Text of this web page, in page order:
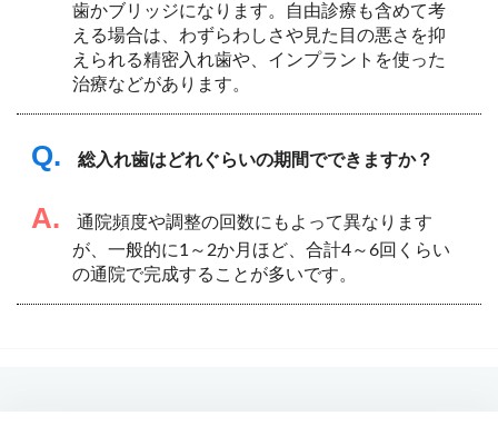
歯かブリッジになります。自由診療も含めて考
える場合は、わずらわしさや見た目の悪さを抑
えられる精密入れ歯や、インプラントを使った
治療などがあります。
Q. 総入れ歯はどれぐらいの期間でできますか？
A.
通院頻度や調整の回数にもよって異なります
が、一般的に1～2か月ほど、合計4～6回くらい
の通院で完成することが多いです。